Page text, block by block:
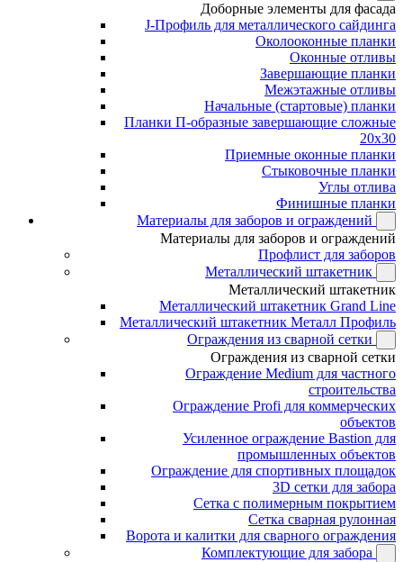
Доборные элементы для фасада
J-Профиль для металлического сайдинга
Околооконные планки
Оконные отливы
Завершающие планки
Межэтажные отливы
Начальные (стартовые) планки
Планки П-образные завершающие сложные
20x30
Приемные оконные планки
Стыковочные планки
Углы отлива
Финишные планки
Материалы для заборов и ограждений
Материалы для заборов и ограждений
Профлист для заборов
Металлический штакетник
Металлический штакетник
Металлический штакетник Grand Line
Металлический штакетник Металл Профиль
Ограждения из сварной сетки
Ограждения из сварной сетки
Ограждение Medium для частного
строительства
Ограждение Profi для коммерческих
объектов
Усиленное ограждение Bastion для
промышленных объектов
Ограждение для спортивных площадок
3D сетки для забора
Сетка с полимерным покрытием
Сетка сварная рулонная
Ворота и калитки для сварного ограждения
Комплектующие для забора